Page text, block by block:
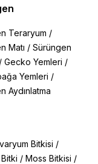
Teraryum /
Matı / Sürüngen
/ Gecko Yemleri /
Yemleri /
Aydınlatma
Bitkisi /
/ Moss Bitkisi /